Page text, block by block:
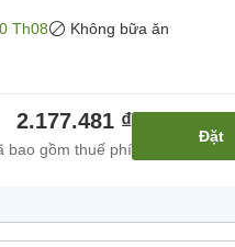
Th08 Không bữa ăn
2.177.481 ₫
bao gồm thuế phí
Đặt